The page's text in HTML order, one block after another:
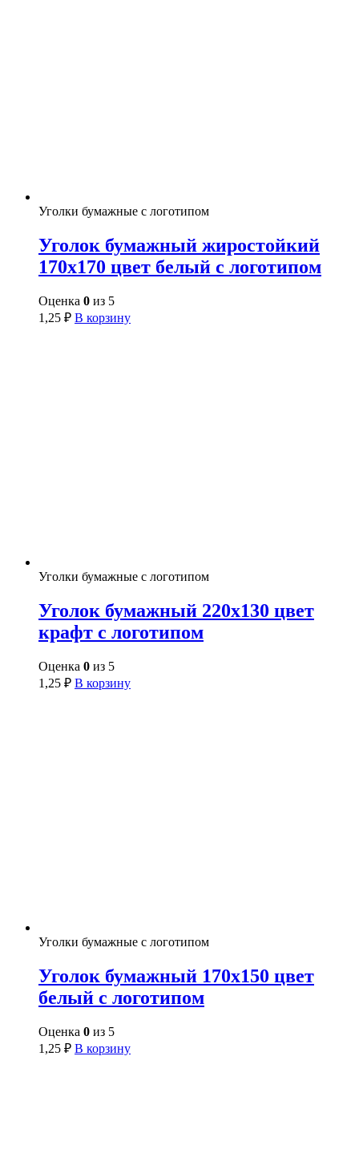
Уголки бумажные с логотипом
Уголок бумажный жиростойкий
170х170 цвет белый с логотипом
Оценка 0 из 5
1,25 ₽ В корзину
Уголки бумажные с логотипом
Уголок бумажный 220х130 цвет
крафт с логотипом
Оценка 0 из 5
1,25 ₽ В корзину
Уголки бумажные с логотипом
Уголок бумажный 170х150 цвет
белый с логотипом
Оценка 0 из 5
1,25 ₽ В корзину